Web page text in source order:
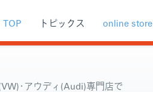
TOP トピックス online store
･アウディ(Audi)専門店で